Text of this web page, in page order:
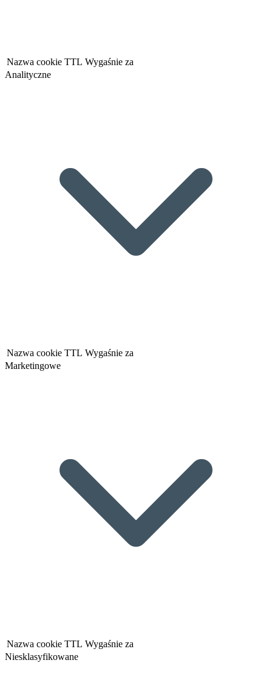
Nazwa cookie TTL Wygaśnie za
Analityczne
Nazwa cookie TTL Wygaśnie za
Marketingowe
Nazwa cookie TTL Wygaśnie za
Niesklasyfikowane